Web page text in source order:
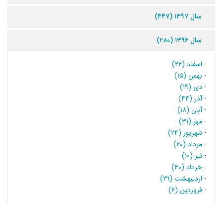
سال ۱۳۹۷ (۴۴۷)
سال ۱۳۹۶ (۲۸۰)
- اسفند (۲۲)
- بهمن (۱۵)
- دی (۱۹)
-آذر (۴۴)
-آبان (۱۸)
- مهر (۳۱)
- شهریور (۲۴)
- مرداد (۲۰)
- تیر (۱۰)
- خرداد (۴۰)
- اردیبهشت (۳۱)
- فروردین (۶)